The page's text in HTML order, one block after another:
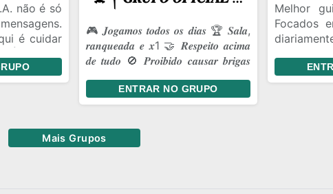
não é só
é cuidar
pode ser
risada das
continue
🎮 𝑱𝒐𝒈𝒂𝒎𝒐𝒔 𝒕𝒐𝒅𝒐𝒔 𝒐𝒔 𝒅𝒊𝒂𝒔 🏆 𝑺𝒂𝒍𝒂,
𝒓𝒂𝒏𝒒𝒖𝒆𝒂𝒅𝒂 𝒆 𝒙1 🤝 𝑹𝒆𝒔𝒑𝒆𝒊𝒕𝒐 𝒂𝒄𝒊𝒎𝒂
𝒅𝒆 𝒕𝒖𝒅𝒐 🚫 𝑷𝒓𝒐𝒊𝒃𝒊𝒅𝒐 𝒄𝒂𝒖𝒔𝒂𝒓 𝒃𝒓𝒊𝒈𝒂𝒔
ENTRAR NO GRUPO
Melhor
Focados
limite
Mais Grupos